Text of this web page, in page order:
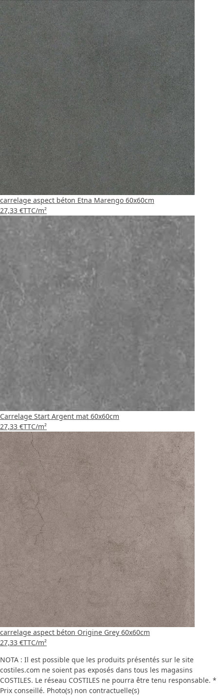
carrelage aspect béton Etna Marengo 60x60cm
27,33 €TTC/m²
Carrelage Start Argent mat 60x60cm
27,33 €TTC/m²
carrelage aspect béton Origine Grey 60x60cm
27,33 €TTC/m²
NOTA : Il est possible que les produits présentés sur le site
costiles.com ne soient pas exposés dans tous les magasins
COSTILES. Le réseau COSTILES ne pourra être tenu responsable. *
Prix conseillé. Photo(s) non contractuelle(s)